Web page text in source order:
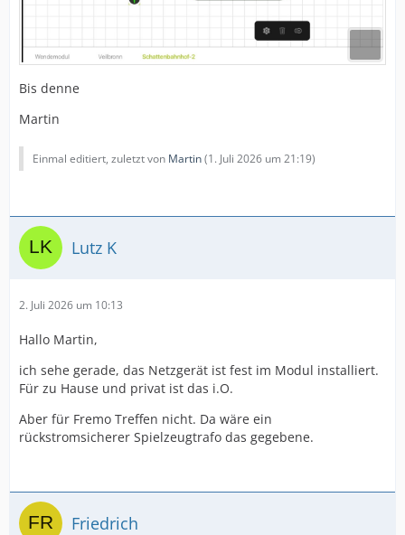
Bis denne
Martin
Einmal editiert, zuletzt von Martin(1. Juli 2026 um 21:19)
Lutz K
2. Juli 2026 um 10:13
Hallo Martin,
ich sehe gerade, das Netzgerät ist fest im Modul installiert.
Für zu Hause und privat ist das i.O.
Aber für Fremo Treffen nicht. Da wäre ein
rückstromsicherer Spielzeugtrafo das gegebene.
Friedrich